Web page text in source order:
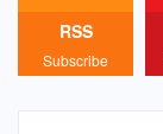
RSS
Subscribe